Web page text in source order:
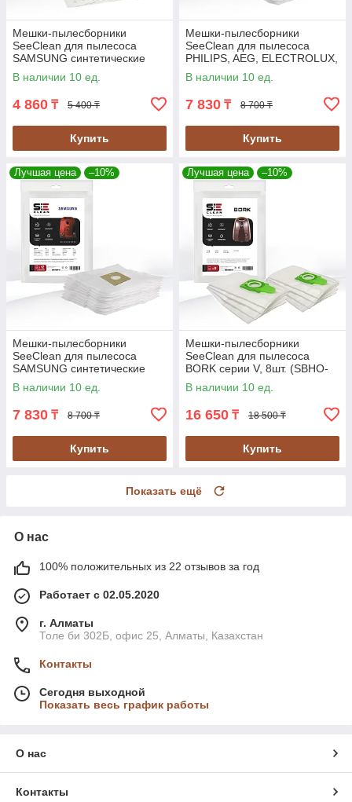
Мешки-пылесборники
SeeClean для пылесоса
SAMSUNG синтетические
5шт., 1 фильтр (SBHO-SAMS-
01)
В наличии 10 ед.
4 860 ₸ 5 400 ₸
Купить
Мешки-пылесборники
SeeClean для пылесоса
PHILIPS, AEG, ELECTROLUX,
ZANUSSI 12шт, 2 фильтра
(SBHO-PHPS-11)
В наличии 10 ед.
7 830 ₸ 8 700 ₸
Купить
Лучшая цена –10%
Мешки-пылесборники
SeeClean для пылесоса
SAMSUNG синтетические
12шт., 2 фильтра (SBHO-
SAMS-11)
В наличии 10 ед.
7 830 ₸ 8 700 ₸
Купить
Лучшая цена –10%
Мешки-пылесборники
SeeClean для пылесоса
BORK серии V, 8шт. (SBHO-
BORK-02)
В наличии 10 ед.
16 650 ₸ 18 500 ₸
Купить
Показать ещё
О нас
100% положительных из 22 отзывов за год
Работает с 02.05.2020
г. Алматы
Толе би 302Б, офис 25, Алматы, Казахстан
Контакты
Сегодня выходной
Показать весь график работы
О нас
Контакты